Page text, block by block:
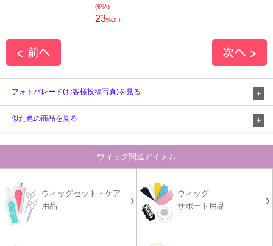
(税込)
23%OFF
フォトパレード(お客様投稿写真)を見る
似た色の商品を見る
ウィッグ関連アイテム
ウィッグセット・ケア
用品
ウィッグ
サポート用品